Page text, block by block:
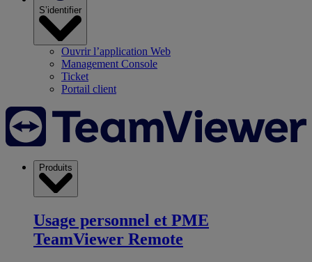
S’identifier
Ouvrir l’application Web
Management Console
Ticket
Portail client
Produits
Usage personnel et PME
TeamViewer Remote